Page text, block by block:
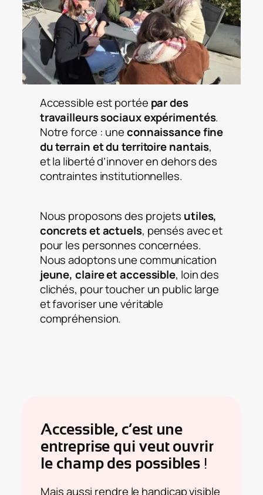
Accessible est portée par des
travailleurs sociaux expérimentés.
Notre force : uneconnaissance fine
du terrain et du territoire nantais,
et la liberté d’innover en dehors des
contraintes institutionnelles.
Nous proposons des projets utiles,
concrets et actuels, pensés avec et
pour les personnes concernées.
Nous adoptons une communication
jeune, claire et accessible, loin des
clichés, pour toucher un public large
et favoriser une véritable
compréhension.
Accessible, c’est une
entreprise qui veut ouvrir
le champ des possibles !
Mais aussi rendre le handicap visible